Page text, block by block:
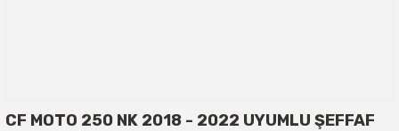
CF MOTO 250 NK 2018 - 2022 UYUMLU ŞEFFAF